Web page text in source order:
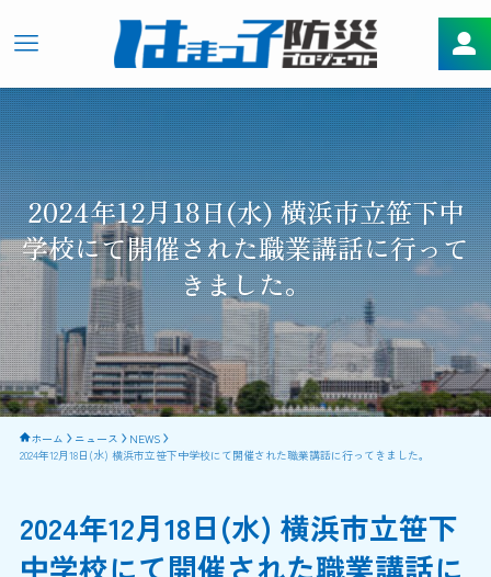
2024年12月18日(水) 横浜市立笹下中
学校にて開催された職業講話に行って
きました。
ホーム ニュース
NEWS
2024年12月18日(水) 横浜市立笹下中学校にて開催された職業講話に行ってきました。
2024年12月18日(水) 横浜市立笹下
中学校にて開催された職業講話に